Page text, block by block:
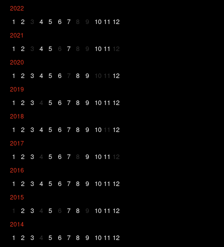
2022
1 2 3 4 5 6 7 8 9 10 11 12
2021
1 2 3 4 5 6 7 8 9 10 11 12
2020
1 2 3 4 5 6 7 8 9 10 11 12
2019
1 2 3 4 5 6 7 8 9 10 11 12
2018
1 2 3 4 5 6 7 8 9 10 11 12
2017
1 2 3 4 5 6 7 8 9 10 11 12
2016
1 2 3 4 5 6 7 8 9 10 11 12
2015
1 2 3 4 5 6 7 8 9 10 11 12
2014
1 2 3 4 5 6 7 8 9 10 11 12